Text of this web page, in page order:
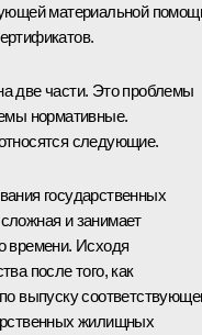
материальной
две части. Это проблемы
нормативные.
следующие.
государственных
и занимает
времени. Исходя
после того, как
выпуску
жилищных